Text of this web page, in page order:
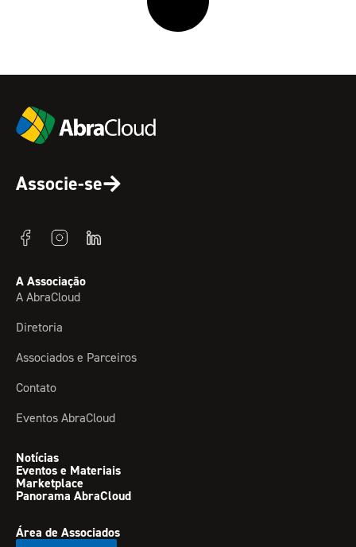
Associe-se
A Associação
A AbraCloud
Diretoria
Associados e Parceiros
Contato
Eventos AbraCloud
Notícias
Eventos e Materiais
Marketplace
Panorama AbraCloud
Área de Associados